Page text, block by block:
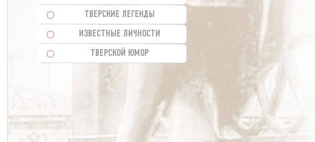
ТВЕРСКИЕ ЛЕГЕНДЫ
ИЗВЕСТНЫЕ ЛИЧНОСТИ
ТВЕРСКОЙ ЮМОР